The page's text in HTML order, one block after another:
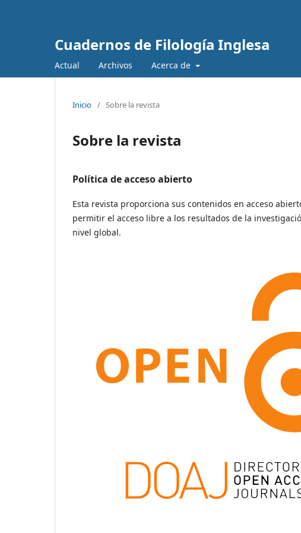
Cuadernos de Filología Inglesa
Actual Archivos Acerca de
Inicio / Sobre la revista
Sobre la revista
Política de acceso abierto
Esta revista proporciona sus contenidos en acceso
permitir el acceso libre a los resultados de la
nivel global.